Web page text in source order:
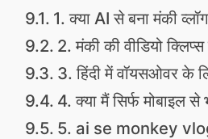
1. क्या AI से बना मंकी
2. मंकी की वीडियो
3. हिंदी में वॉयसओवर के
4. क्या मैं सिर्फ मोबाइल
5. ai se monkey